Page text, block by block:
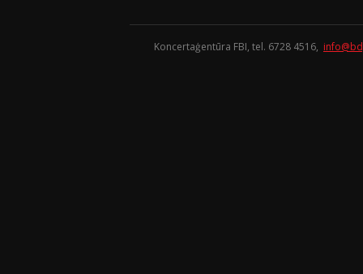
Koncertaģentūra FBI, tel. 6728 4516,